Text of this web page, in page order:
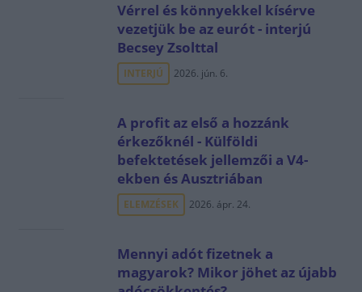
Vérrel és könnyekkel kísérve
vezetjük be az eurót - interjú
Becsey Zsolttal
INTERJÚ 2026. jún. 6.
A profit az első a hozzánk
érkezőknél - Külföldi
befektetések jellemzői a V4-
ekben és Ausztriában
ELEMZÉSEK 2026. ápr. 24.
Mennyi adót fizetnek a
magyarok? Mikor jöhet az újabb